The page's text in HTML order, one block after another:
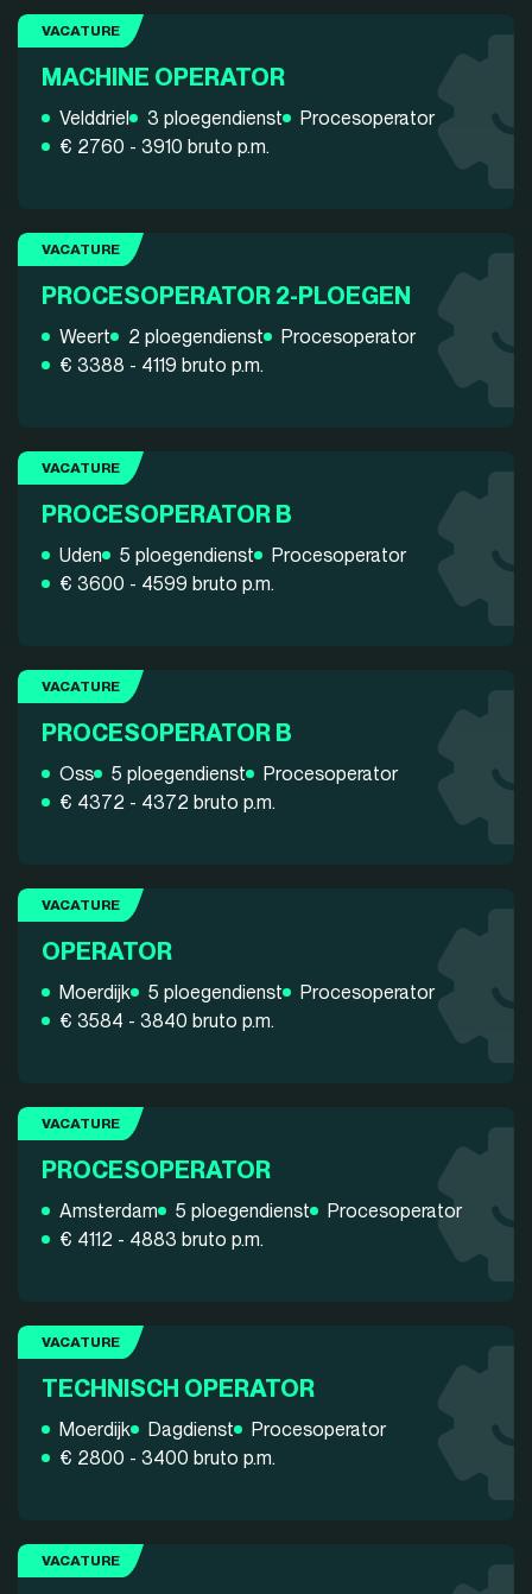
VACATURE
MACHINE OPERATOR
Velddriel 3 ploegendienst
Procesoperator
€ 2760 - 3910 bruto p.m.
VACATURE
PROCESOPERATOR 2-PLOEGEN
Weert 2 ploegendienst
Procesoperator
€ 3388 - 4119 bruto p.m.
VACATURE
PROCESOPERATOR B
Uden 5 ploegendienst
Procesoperator
€ 3600 - 4599 bruto p.m.
VACATURE
PROCESOPERATOR B
Oss 5 ploegendienst
Procesoperator
€ 4372 - 4372 bruto p.m.
VACATURE
OPERATOR
Moerdijk 5 ploegendienst
Procesoperator
€ 3584 - 3840 bruto p.m.
VACATURE
PROCESOPERATOR
Amsterdam 5 ploegendienst
Procesoperator
€ 4112 - 4883 bruto p.m.
VACATURE
TECHNISCH OPERATOR
Moerdijk Dagdienst
Procesoperator
€ 2800 - 3400 bruto p.m.
VACATURE